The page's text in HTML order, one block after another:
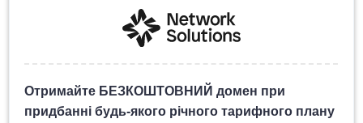
Отримайте БЕЗКОШТОВНИЙ домен при
придбанні будь-якого річного тарифного плану